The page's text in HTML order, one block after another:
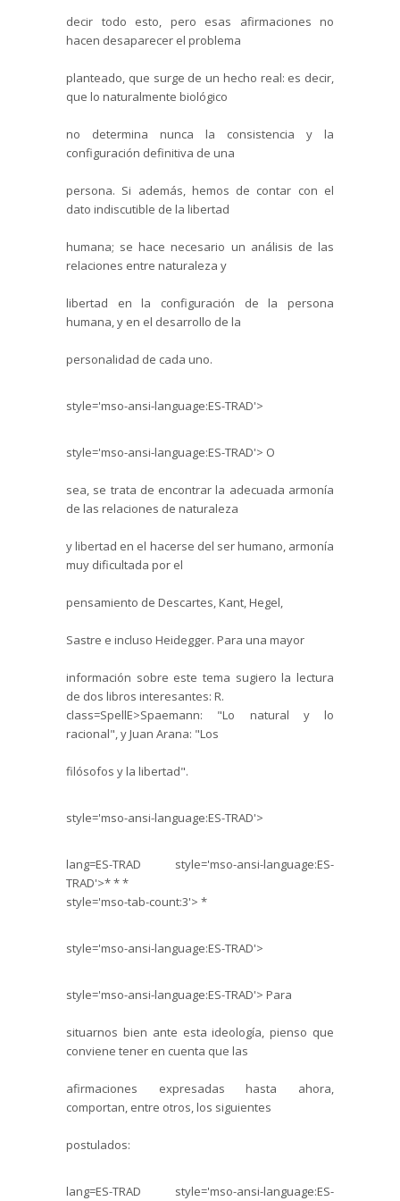
decir todo esto, pero esas afirmaciones no
hacen desaparecer el problema
planteado, que surge de un hecho real: es decir,
que lo naturalmente biológico
no determina nunca la consistencia y la
configuración definitiva de una
persona. Si además, hemos de contar con el
dato indiscutible de la libertad
humana; se hace necesario un análisis de las
relaciones entre naturaleza y
libertad en la configuración de la persona
humana, y en el desarrollo de la
personalidad de cada uno.
style='mso-ansi-language:ES-TRAD'>
style='mso-ansi-language:ES-TRAD'> O
sea, se trata de encontrar la adecuada armonía
de las relaciones de naturaleza
y libertad en el hacerse del ser humano, armonía
muy dificultada por el
pensamiento de Descartes,Kant,Hegel,
Sastre e incluso Heidegger. Para una mayor
información sobre este tema sugiero la lectura
de dos libros interesantes: R.
class=SpellE>Spaemann: "Lo natural y lo
racional", y Juan Arana: "Los
filósofos y la libertad".
style='mso-ansi-language:ES-TRAD'>
lang=ES-TRAD style='mso-ansi-language:ES-
TRAD'>***
style='mso-tab-count:3'> *
style='mso-ansi-language:ES-TRAD'>
style='mso-ansi-language:ES-TRAD'> Para
situarnos bien ante esta ideología, pienso que
conviene tener en cuenta que las
afirmaciones expresadas hasta ahora,
comportan, entre otros, los siguientes
postulados:
lang=ES-TRAD style='mso-ansi-language:ES-